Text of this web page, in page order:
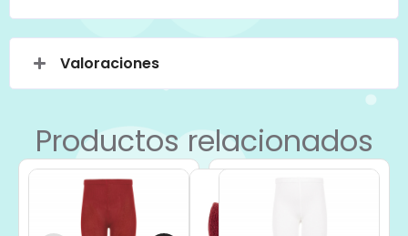
Valoraciones
Productos relacionados